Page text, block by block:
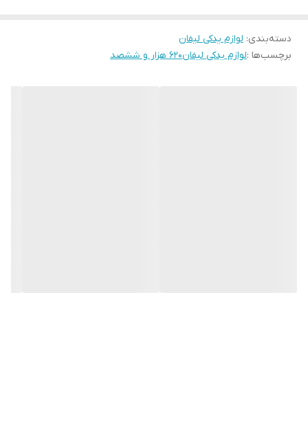
دسته‌بندی: لوازم یدکی لیفان
برچسب‌ها :لوازم یدکی لیفان۶۲۰ هزار و ششصد